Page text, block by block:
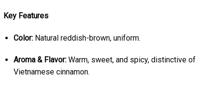
Key Features
Color:Natural reddish-brown, uniform.
Aroma & Flavor:Warm, sweet, and spicy, distinctive of
Vietnamese cinnamon.